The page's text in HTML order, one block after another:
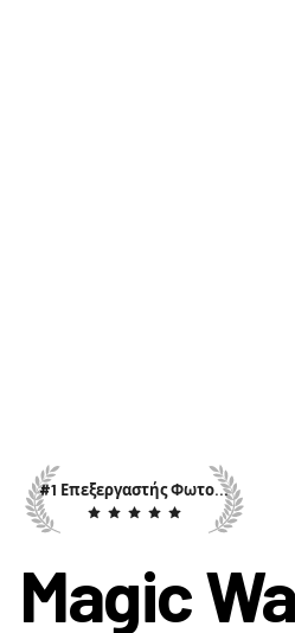
#1 Επεξεργαστής Φωτογραφιών AI
Magic